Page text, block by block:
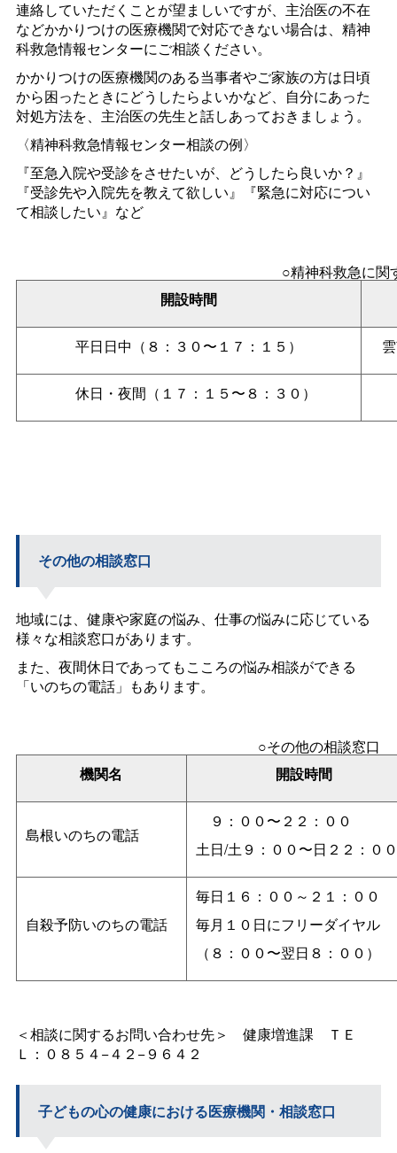
連絡していただくことが望ましいですが、主治医の不在
などかかりつけの医療機関で対応できない場合は、精神
科救急情報センターにご相談ください。
かかりつけの医療機関のある当事者やご家族の方は日頃
から困ったときにどうしたらよいかなど、自分にあった
対処方法を、主治医の先生と話しあっておきましょう。
〈精神科救急情報センター相談の例〉
『至急入院や受診をさせたいが、どうしたら良いか？』
『受診先や入院先を教えて欲しい』『緊急に対応につい
て相談したい』など
○精神科救急に関
開設時間
平日日中（８：３０〜１７：１５）
休日・夜間（１７：１５〜８：３０）
その他の相談窓口
地域には、健康や家庭の悩み、仕事の悩みに応じている
様々な相談窓口があります。
また、夜間休日であってもこころの悩み相談ができる
「いのちの電話」もあります。
○その他の相談窓口
機関名
開設時間
島根いのちの電話
９：００〜２２：００
土日/土９：００〜日２２：００
自殺予防いのちの電話
毎日１６：００～２１：００
毎月１０日にフリーダイヤル
（８：００〜翌日８：００）
＜相談に関するお問い合わせ先＞ 健康増進課
ＴＥ
Ｌ：０８５４−４２−９６４２
子どもの心の健康における医療機関・相談窓口